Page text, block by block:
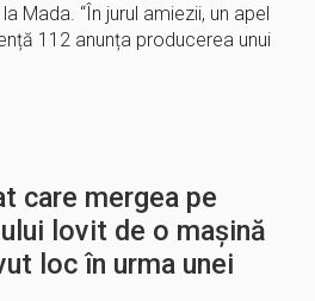
Mada. “În jurul amiezii, un apel
112 anunța producerea unui
care mergea pe
lovit de o mașină
loc în urma unei